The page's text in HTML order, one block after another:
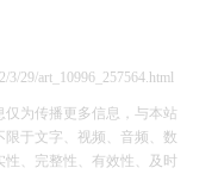
29/art_10996_257564.html
为传播更多信息，与本站
于文字、视频、音频、数
、完整性、有效性、及时